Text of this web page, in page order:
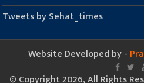
Tweets by Sehat_times
Website Developed by -
© Copyright 2026, All Rights